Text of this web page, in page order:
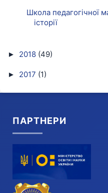
Школа педагогічної
історії
► 2018 (49)
► 2017 (1)
ПАРТНЕРИ